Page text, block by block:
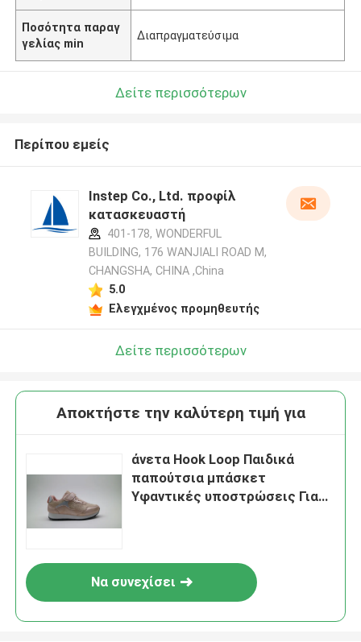
Ποσότητα παραγ
γελίας min
Διαπραγματεύσιμα
Δείτε περισσότερων
Περίπου εμείς
Instep Co., Ltd. προφίλ
κατασκευαστή
401-178, WONDERFUL
BUILDING, 176 WANJIALI ROAD M,
CHANGSHA, CHINA ,China
5.0
Ελεγχμένος προμηθευτής
Δείτε περισσότερων
Αποκτήστε την καλύτερη τιμή για
άνετα Hook Loop Παιδικά
παπούτσια μπάσκετ
Υφαντικές υποστρώσεις Για
Να συνεχίσει